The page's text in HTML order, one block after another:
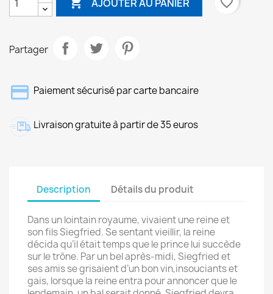
AJOUTER AU PANIER
Partager
Paiement sécurisé par carte bancaire
Livraison gratuite à partir de 35 euros
Description Détails du produit
Dans un lointain royaume, vivaient une reine et
son fils Siegfried. Se sentant vieillir, la reine
décida qu’il était temps que le prince lui succède
sur le trône. Par un bel après-midi, Siegfried et
ses amis se grisaient d’un bon vin,insouciants et
gais, lorsque la reine entra pour annoncer que le